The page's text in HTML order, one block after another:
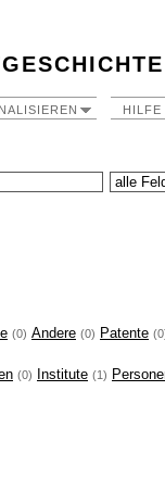
HILFE
(0) Andere (0) Patente
(0) Institute (1)